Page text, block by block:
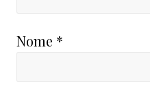
Nome *